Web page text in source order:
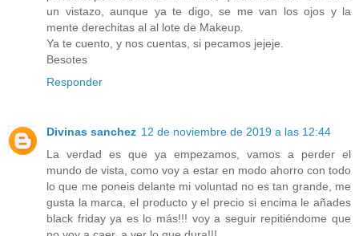
un vistazo, aunque ya te digo, se me van los ojos y la
mente derechitas al al lote de Makeup.
Ya te cuento, y nos cuentas, si pecamos jejeje.
Besotes
Responder
Divinas sanchez 12 de noviembre de 2019 a las 12:44
La verdad es que ya empezamos, vamos a perder el
mundo de vista, como voy a estar en modo ahorro con todo
lo que me poneis delante mi voluntad no es tan grande, me
gusta la marca, el producto y el precio si encima le añades
black friday ya es lo más!!! voy a seguir repitiéndome que